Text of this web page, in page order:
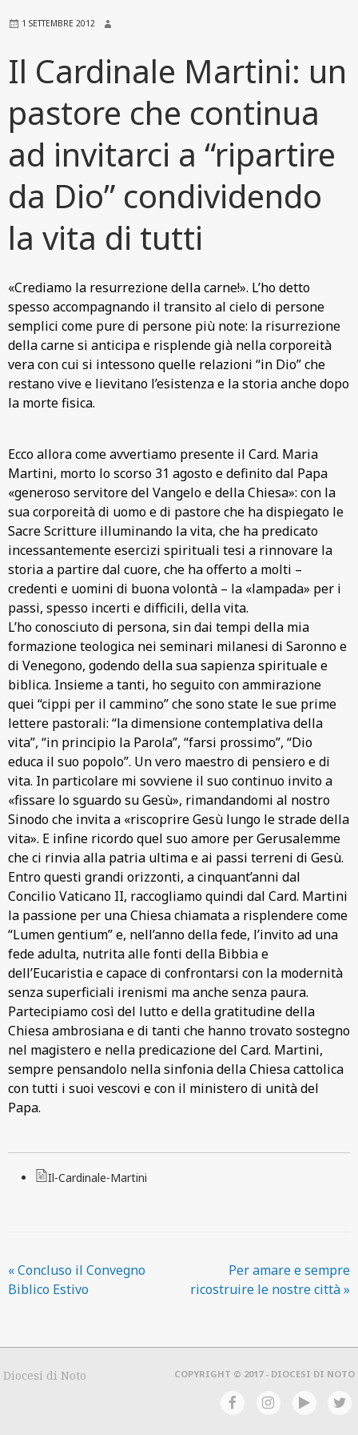
1 SETTEMBRE 2012
Il Cardinale Martini: un
pastore che continua
ad invitarci a “ripartire
da Dio” condividendo
la vita di tutti
«Crediamo la resurrezione della carne!». L’ho detto
spesso accompagnando il transito al cielo di persone
semplici come pure di persone più note: la risurrezione
della carne si anticipa e risplende già nella corporeità
vera con cui si intessono quelle relazioni “in Dio” che
restano vive e lievitano l’esistenza e la storia anche dopo
la morte fisica.
Ecco allora come avvertiamo presente il Card. Maria
Martini, morto lo scorso 31 agosto e definito dal Papa
«generoso servitore del Vangelo e della Chiesa»: con la
sua corporeità di uomo e di pastore che ha dispiegato le
Sacre Scritture illuminando la vita, che ha predicato
incessantemente esercizi spirituali tesi a rinnovare la
storia a partire dal cuore, che ha offerto a molti –
credenti e uomini di buona volontà – la «lampada» per i
passi, spesso incerti e difficili, della vita.
L’ho conosciuto di persona, sin dai tempi della mia
formazione teologica nei seminari milanesi di Saronno e
di Venegono, godendo della sua sapienza spirituale e
biblica. Insieme a tanti, ho seguito con ammirazione
quei “cippi per il cammino” che sono state le sue prime
lettere pastorali: “la dimensione contemplativa della
vita”, “in principio la Parola”, “farsi prossimo”, “Dio
educa il suo popolo”. Un vero maestro di pensiero e di
vita. In particolare mi sovviene il suo continuo invito a
«fissare lo sguardo su Gesù», rimandandomi al nostro
Sinodo che invita a «riscoprire Gesù lungo le strade della
vita». E infine ricordo quel suo amore per Gerusalemme
che ci rinvia alla patria ultima e ai passi terreni di Gesù.
Entro questi grandi orizzonti, a cinquant’anni dal
Concilio Vaticano II, raccogliamo quindi dal Card. Martini
la passione per una Chiesa chiamata a risplendere come
“Lumen gentium” e, nell’anno della fede, l’invito ad una
fede adulta, nutrita alle fonti della Bibbia e
dell’Eucaristia e capace di confrontarsi con la modernità
senza superficiali irenismi ma anche senza paura.
Partecipiamo così del lutto e della gratitudine della
Chiesa ambrosiana e di tanti che hanno trovato sostegno
nel magistero e nella predicazione del Card. Martini,
sempre pensandolo nella sinfonia della Chiesa cattolica
con tutti i suoi vescovi e con il ministero di unità del
Papa.
Il-Cardinale-Martini
«Concluso il Convegno
Biblico Estivo
Per amare e sempre
ricostruire le nostre città»
Diocesi di Noto COPYRIGHT © 2017 - DIOCESI DI NOTO
f i y t